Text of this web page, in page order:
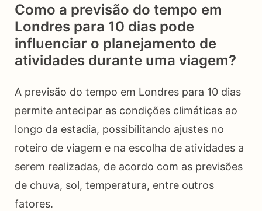
Como a previsão do tempo em
Londres para 10 dias pode
influenciar o planejamento de
atividades durante uma viagem?
A previsão do tempo em Londres para 10 dias
permite antecipar as condições climáticas ao
longo da estadia, possibilitando ajustes no
roteiro de viagem e na escolha de atividades a
serem realizadas, de acordo com as previsões
de chuva, sol, temperatura, entre outros
fatores.